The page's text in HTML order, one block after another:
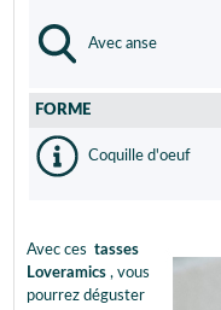
Avec anse
FORME
Coquille d'oeuf
Avec ces tasses
Loveramics , vous
pourrez déguster